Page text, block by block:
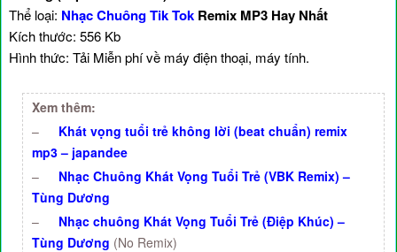
Thể loại: Nhạc Chuông Tik Tok Remix MP3 Hay Nhất
Kích thước: 556 Kb
Hình thức: Tải Miễn phí về máy điện thoại, máy tính.
Xem thêm:
–
Khát vọng tuổi trẻ không lời (beat chuẩn) remix
mp3 – japandee
–
Nhạc Chuông Khát Vọng Tuổi Trẻ (VBK Remix) –
Tùng Dương
–
Nhạc chuông Khát Vọng Tuổi Trẻ (Điệp Khúc) –
Tùng Dương (No Remix)